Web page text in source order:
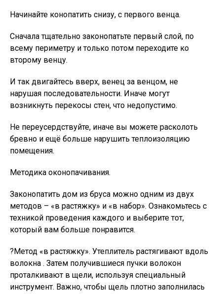
Начинайте конопатить снизу, с первого венца.
Сначала тщательно законопатьте первый слой, по
всему периметру и только потом переходите ко
второму венцу.
И так двигайтесь вверх, венец за венцом, не
нарушая последовательности. Иначе могут
возникнуть перекосы стен, что недопустимо.
Не переусердствуйте, иначе вы можете расколоть
бревно и ещё больше нарушить теплоизоляцию
помещения.
Методика оконопачивания.
Законопатить дом из бруса можно одним из двух
методов – «в растяжку» и «в набор». Ознакомьтесь с
техникой проведения каждого и выберите тот,
который вам больше понравится.
?Метод «в растяжку». Утеплитель растягивают вдоль
волокна . Затем получившиеся пучки волокон
проталкивают в щели, используя специальный
инструмент. Важно, чтобы щель плотно заполнилась